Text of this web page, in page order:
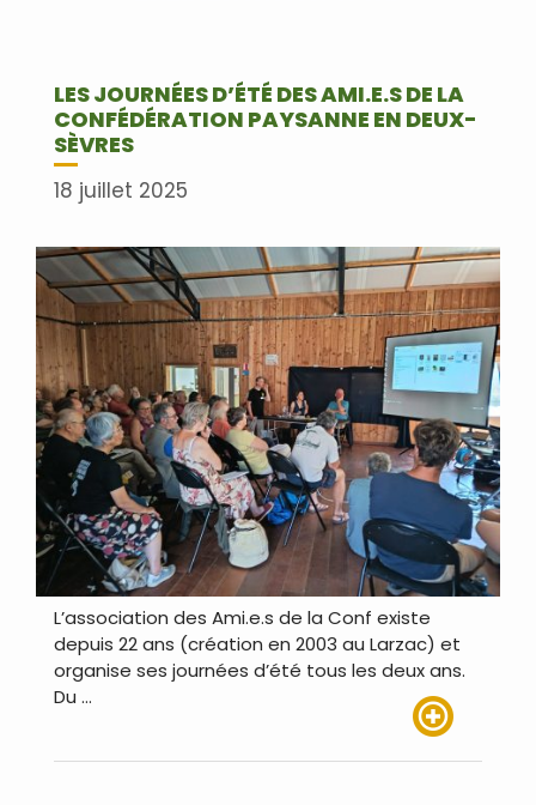
LES JOURNÉES D’ÉTÉ DES AMI.E.S DE LA
CONFÉDÉRATION PAYSANNE EN DEUX-
SÈVRES
18 juillet 2025
L’association des Ami.e.s de la Conf existe
depuis 22 ans (création en 2003 au Larzac) et
organise ses journées d’été tous les deux ans.
Du …